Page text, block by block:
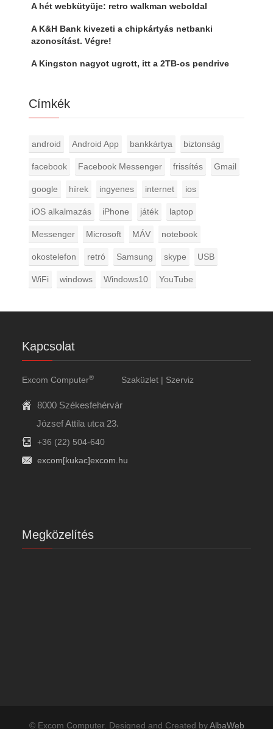
A hét webkütyüje: retro walkman weboldal
A K&H Bank kivezeti a chipkártyás netbanki
azonosítást. Végre!
A Kingston nagyot ugrott, itt a 2TB-os pendrive
Címkék
android Android App bankkártya biztonság
facebook Facebook Messenger frissítés Gmail
google hírek ingyenes internet ios
iOS alkalmazás iPhone játék laptop
Messenger Microsoft MÁV notebook
okostelefon retró Samsung skype USB
WiFi windows Windows10 YouTube
Kapcsolat
Excom Computer® Szaküzlet | Szerviz
8000 Székesfehérvár
József Attila utca 23.
+36 (22) 504-640
excom[kukac]excom.hu
Megközelítés
© Excom Computer. Designed and Created byAlbaWeb